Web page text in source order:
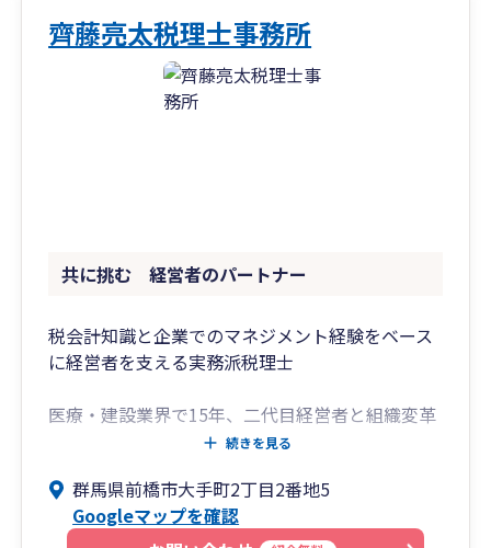
齊藤亮太税理士事務所
共に挑む 経営者のパートナー
税会計知識と企業でのマネジメント経験をベース
に経営者を支える実務派税理士
医療・建設業界で15年、二代目経営者と組織変革
に挑んできた経験を持つ実務派税理士です。
のは、過去の数字ではなく「未来を予測し、次の
一手を打つための数字」です。
続きを見る
群馬県前橋市大手町2丁目2番地5
Googleマップを確認